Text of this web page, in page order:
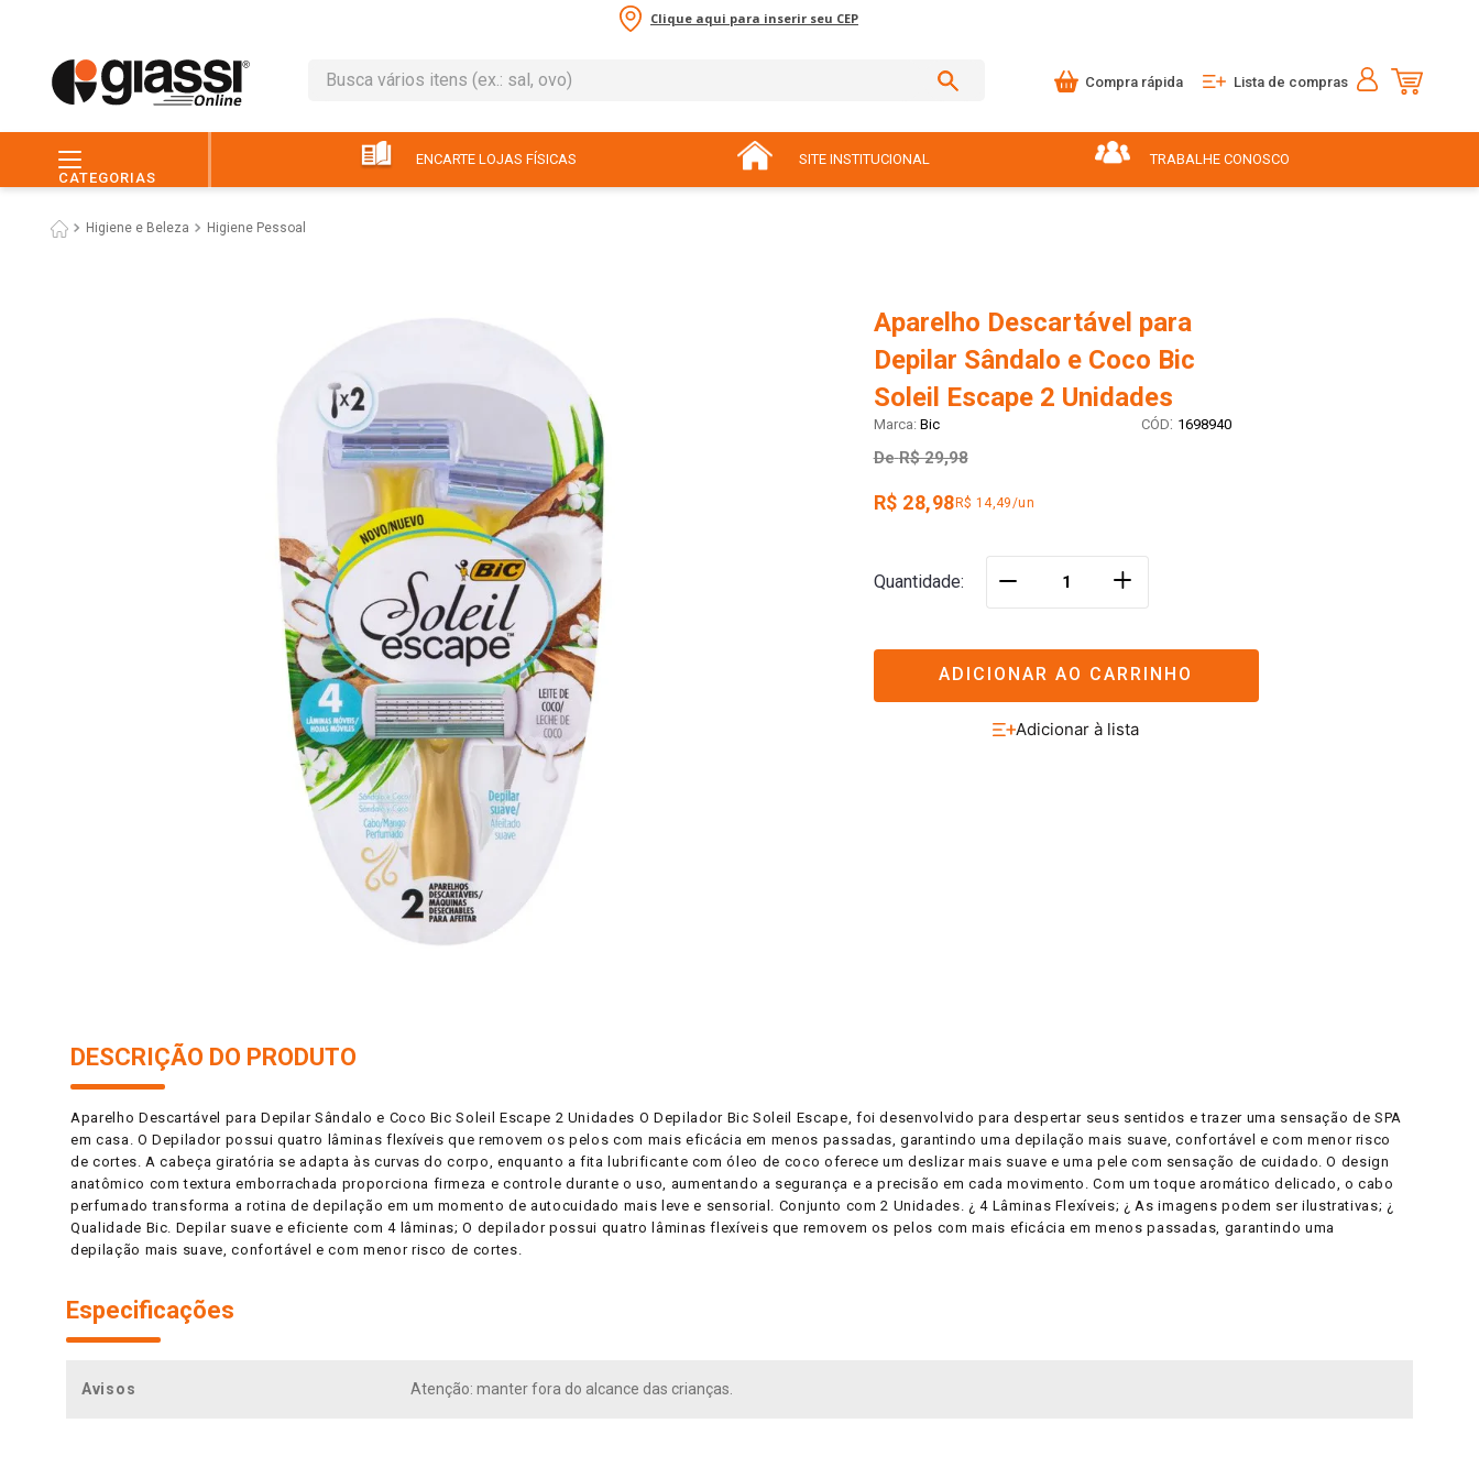
Clique aqui para inserir seu CEP
Busca vários itens (ex.: sal, ovo)
Compra rápida Lista de compras
CATEGORIAS
ENCARTE LOJAS FÍSICAS SITE INSTITUCIONAL TRABALHE CONOSCO
Higiene e Beleza Higiene Pessoal
Aparelho Descartável para
Depilar Sândalo e Coco Bic
Soleil Escape 2 Unidades
Bic : 1698940
De R$ 29,98
R$ 28,98R$ 14,49/un
Quantidade ＋
ADICIONAR AO CARRINHO
DESCRIÇÃO DO PRODUTO
Aparelho Descartável para Depilar Sândalo e Coco Bic Soleil Escape 2 Unidades O Depilador Bic Soleil Escape, foi desenvolvido para despertar seus sentidos e trazer uma sensação de SPA
em casa. O Depilador possui quatro lâminas flexíveis que removem os pelos com mais eficácia em menos passadas, garantindo uma depilação mais suave, confortável e com menor risco
de cortes. A cabeça giratória se adapta às curvas do corpo, enquanto a fita lubrificante com óleo de coco oferece um deslizar mais suave e uma pele com sensação de cuidado. O design
anatômico com textura emborrachada proporciona firmeza e controle durante o uso, aumentando a segurança e a precisão em cada movimento. Com um toque aromático delicado, o cabo
perfumado transforma a rotina de depilação em um momento de autocuidado mais leve e sensorial. Conjunto com 2 Unidades. ¿ 4 Lâminas Flexíveis; ¿ As imagens podem ser ilustrativas; ¿
Qualidade Bic. Depilar suave e eficiente com 4 lâminas; O depilador possui quatro lâminas flexíveis que removem os pelos com mais eficácia em menos passadas, garantindo uma
depilação mais suave, confortável e com menor risco de cortes.
Especificações
Avisos Atenção: manter fora do alcance das crianças.
leite
7º macarrão
8º iogurte
9º ovo